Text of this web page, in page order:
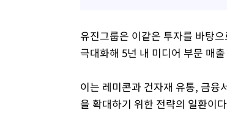
유진그룹은 이같은 투자를 바탕
극대화해 5년 내 미디어 부문 매
이는 레미콘과 건자재 유통, 금융
을 확대하기 위한 전략의 일환이